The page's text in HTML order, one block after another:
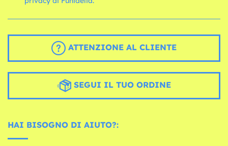
ATTENZIONE AL CLIENTE
SEGUI IL TUO ORDINE
HAI BISOGNO DI AIUTO?: